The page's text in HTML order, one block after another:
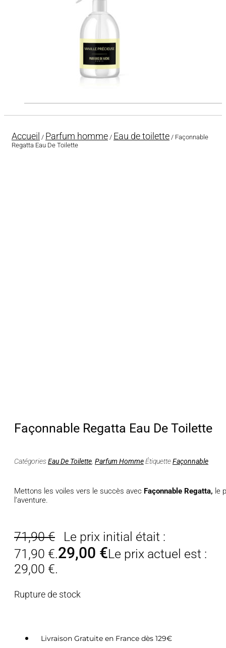
Accueil / Parfum homme / Eau de toilette / Façonnable
Regatta Eau De Toilette
Façonnable Regatta Eau De Toilette
CatégoriesEau De Toilette Parfum HommeÉtiquetteFaçonnable
Mettons les voiles vers le succès avec Façonnable Regatta, le
l’aventure.
71,90€
Le prix initial était :
71,90 €.29,00 €Le prix actuel est :
29,00 €.
Rupture de stock
Livraison Gratuite en France dès 129€